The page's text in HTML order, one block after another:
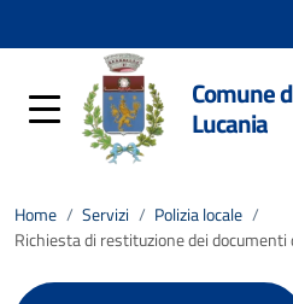
Comune
Lucania
Home / Servizi / Polizia locale /
Richiesta di restituzione dei